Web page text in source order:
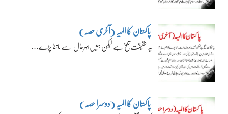
پاکستان کا المیہ (آخری حصہ)
یہ حقیقت تلخ ہے لیکن ہمیں بہرحال اسے ماننا پڑے…
پاکستان کا المیہ (دوسرا حصہ)